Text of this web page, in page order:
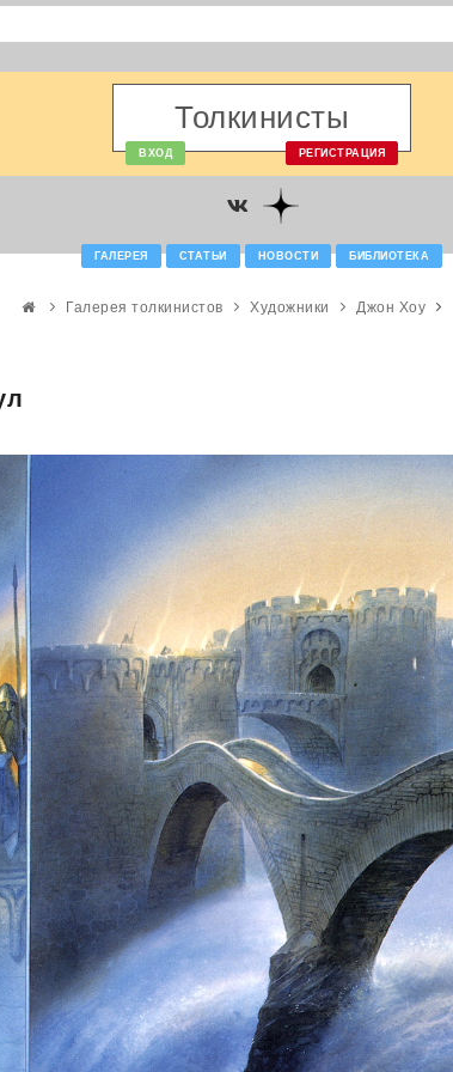
Толкинисты
ВХОД РЕГИСТРАЦИЯ
ГАЛЕРЕЯ СТАТЬИ НОВОСТИ БИБЛИОТЕКА
Галерея толкинистов Художники Джон Хоу